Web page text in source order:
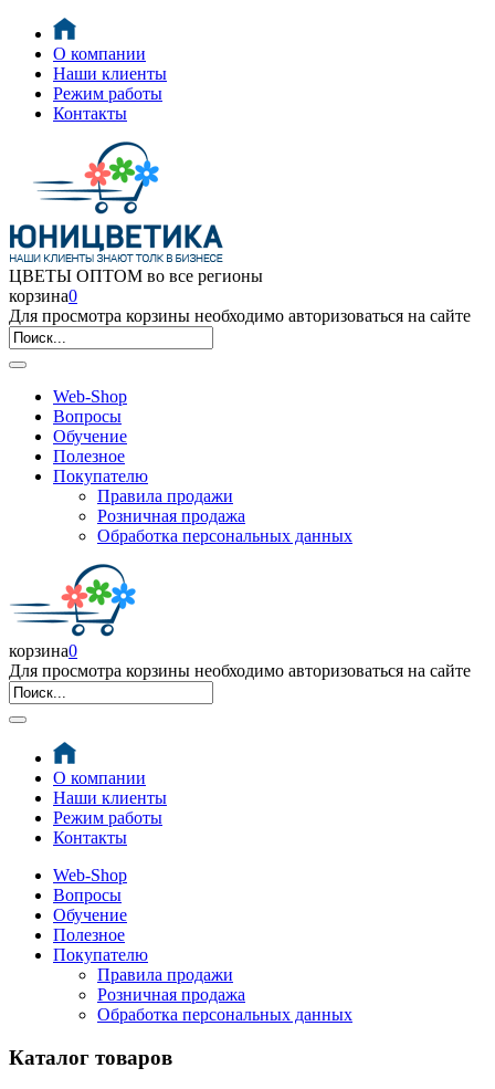
О компании
Наши клиенты
Режим работы
Контакты
ЦВЕТЫ ОПТОМ во все регионы
корзина0
Для просмотра корзины необходимо авторизоваться на сайте
Web-Shop
Вопросы
Обучение
Полезное
Покупателю
Правила продажи
Розничная продажа
Обработка персональных данных
корзина0
Для просмотра корзины необходимо авторизоваться на сайте
О компании
Наши клиенты
Режим работы
Контакты
Web-Shop
Вопросы
Обучение
Полезное
Покупателю
Правила продажи
Розничная продажа
Обработка персональных данных
Каталог товаров